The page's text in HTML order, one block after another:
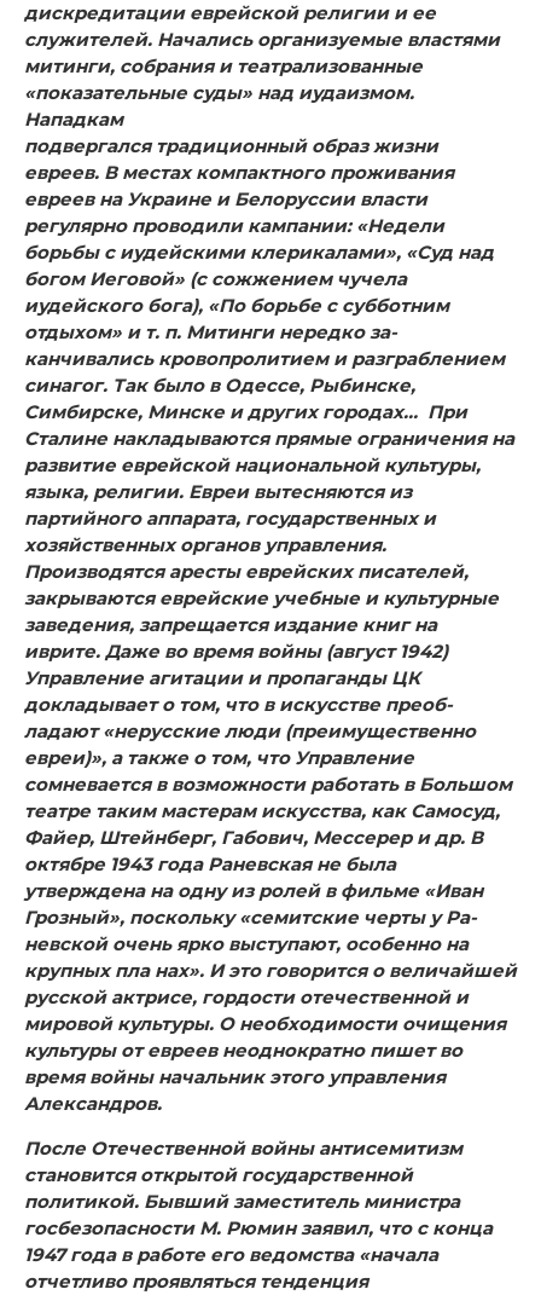
дискредитации еврейской рели­гии и ее
служителей. Начались организуемые властями
ми­тинги, собрания и театрализованные
«показательные суды» над иудаизмом.
Нападкам
подвергался традиционный образ жизни
евреев. В местах компактного проживания
евреев на Украине и Белоруссии власти
регулярно проводили кампа­нии: «Недели
борьбы с иудейскими клерикалами», «Суд над
богом Иеговой» (с сожжением чучела
иудейского бога), «По борьбе с субботним
отдыхом» и т. п. Митинги нередко за­
канчивались кровопролитием и разграблением
синагог. Так было в Одессе, Рыбинске,
Симбирске, Минске и других го­родах… При
Сталине накладываются прямые ограничения на
раз­витие еврейской национальной культуры,
языка, религии. Евреи вытесняются из
партийного аппарата, государствен­ных и
хозяйственных органов управления.
Производятся аресты еврейских писателей,
закрываются еврейские учеб­ные и культурные
заведения, запрещается издание книг на
иврите. Даже во время войны (август 1942)
Управление агитации и пропаганды ЦК
докладывает о том, что в искусстве преоб­
ладают «нерусские люди (преимущественно
евреи)», а также о том, что Управление
сомневается в возможности работать в Большом
театре таким мастерам искусства, как Самосуд,
Файер, Штейнберг, Габович, Мессерер и др. В
октябре 1943 года Раневская не была
утверждена на одну из ролей в фильме «Иван
Грозный», поскольку «семитские черты у Ра­
невской очень ярко выступают, особенно на
крупных пла нах». И это говорится о величайшей
русской актрисе, гор­дости отечественной и
мировой культуры. О необходимости очищения
культуры от евреев неоднократно пишет во
время войны начальник этого управления
Александров.
После Отечественной войны антисемитизм
становится от­крытой государственной
политикой. Бывший заместитель министра
госбезопасности М. Рюмин заявил, что с конца
1947 года в работе его ведомства «начала
отчетливо прояв­ляться тенденция